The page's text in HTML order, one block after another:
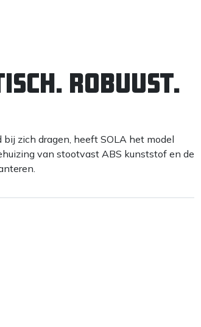
ROBUUST.
zich dragen, heeft SOLA het model
van stootvast ABS kunststof en de